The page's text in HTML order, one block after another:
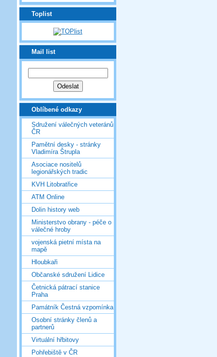
Toplist
Mail list
Oblíbené odkazy
Sdružení válečných veteránů
ČR
Pamětní desky - stránky
Vladimíra Štrupla
Asociace nositelů
legionářských tradic
KVH Litobratřice
ATM Online
Dolin history web
Ministerstvo obrany - péče o
válečné hroby
vojenská pietní místa na
mapě
Hloubkaři
Občanské sdružení Lidice
Četnická pátrací stanice
Praha
Památník Čestná vzpomínka
Osobní stránky členů a
partnerů
Virtuální hřbitovy
Pohřebiště v ČR